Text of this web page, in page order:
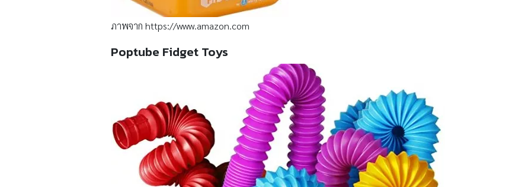
ภาพจาก https://www.amazon.com
Poptube Fidget Toys